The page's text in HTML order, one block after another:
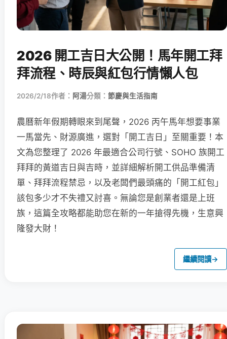
2026 開工吉日大公開！馬年開工拜
拜流程、時辰與紅包行情懶人包
2026/2/18作者： 阿湯分類： 節慶與生活指南
農曆新年假期轉眼來到尾聲，2026 丙午馬年想要事業
一馬當先、財源廣進，選對「開工吉日」至關重要！本
文為您整理了 2026 年最適合公司行號、SOHO 族開工
拜拜的黃道吉日與吉時，並詳細解析開工供品準備清
單、拜拜流程禁忌，以及老闆們最頭痛的「開工紅包」
該包多少才不失禮又討喜。無論您是創業者還是上班
族，這篇全攻略都能助您在新的一年搶得先機，生意興
隆發大財！
繼續閱讀→